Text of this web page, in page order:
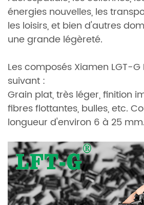
énergies nouvelles, les
les loisirs, et bien d'autres
une grande légèreté.
Les composés Xiamen LGT-
suivant :
Grain plat, très léger, finition
fibres flottantes, bulles, etc.
longueur d'environ 6 à 25 mm.